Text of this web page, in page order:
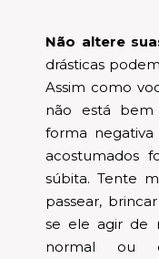
Não altere
drásticas
Assim como
não está
forma
acostumados
súbita. Tente
passear,
se ele agir de
normal ou